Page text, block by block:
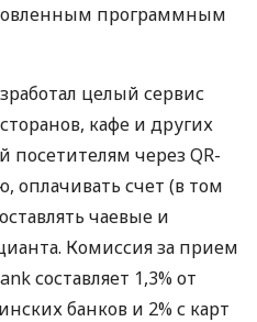
программным
целый сервис
кафе и других
через QR-
оплачивать счет (в том
чаевые и
Комиссия за прием
составляет 1,3% от
банков и 2% с карт